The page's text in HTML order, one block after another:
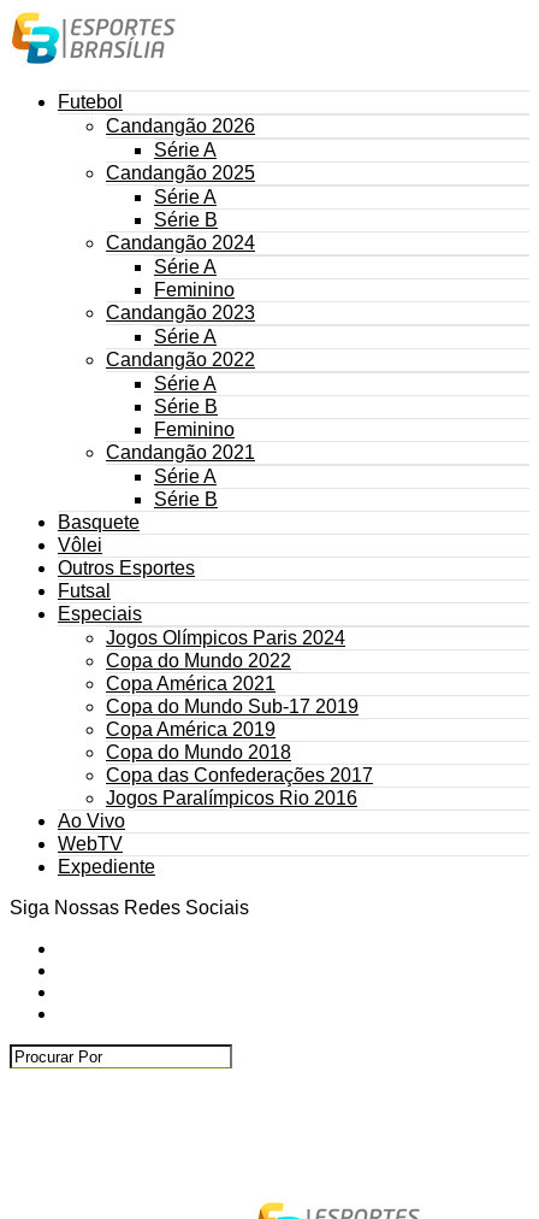
Futebol
Candangão 2026
Série A
Candangão 2025
Série A
Série B
Candangão 2024
Série A
Feminino
Candangão 2023
Série A
Candangão 2022
Série A
Série B
Feminino
Candangão 2021
Série A
Série B
Basquete
Vôlei
Outros Esportes
Futsal
Especiais
Jogos Olímpicos Paris 2024
Copa do Mundo 2022
Copa América 2021
Copa do Mundo Sub-17 2019
Copa América 2019
Copa do Mundo 2018
Copa das Confederações 2017
Jogos Paralímpicos Rio 2016
Ao Vivo
WebTV
Expediente
Siga Nossas Redes Sociais